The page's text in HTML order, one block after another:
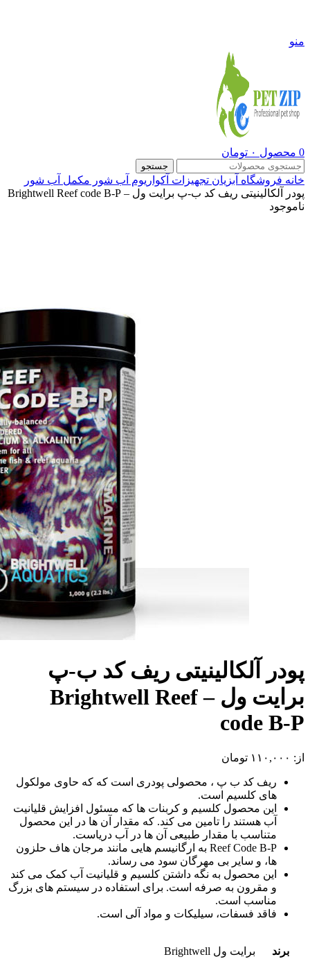
منو
0 محصول ۰ تومان
جستجو
خانه فروشگاه آبزیان تجهیزات آکواریوم آب شور مکمل آب شور
پودر آلکالینیتی ریف کد ب-پ برایت ول – Brightwell Reef code B-P
ناموجود
پودر آلکالینیتی ریف کد ب-پ
برایت ول – Brightwell Reef
code B-P
از: ۱۱۰,۰۰۰ تومان
ریف کد ب پ ، محصولی پودری است که که حاوی مولکول
های کلسیم است.
این محصول کلسیم و کربنات ها که مسئول افزایش قلیانیت
آب هستند را تامین می کند. که مقدار آن ها در این محصول
متناسب با مقدار طبیعی آن ها در آب دریاست.
Reef Code B-P به ارگانیسم هایی مانند مرجان هاف حلزون
ها، و سایر بی مهرگان سود می رساند.
این محصول به نگه داشتن کلسیم و قلیانیت آب کمک می کند
و مقرون به صرفه است. برای استفاده در سیستم های بزرگ
مناسب است.
فاقد فسفات، سیلیکات و مواد آلی است.
برند برایت ول Brightwell